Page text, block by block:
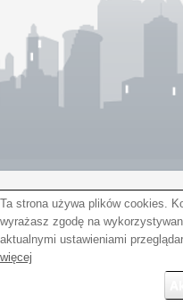
Ta strona używa plików cookies.
wyrażasz zgodę na
aktualnymi ustawieniami
więcej